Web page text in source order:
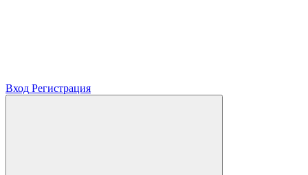
Вход Регистрация